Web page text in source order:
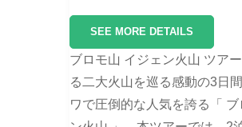
SEE MORE DETAILS
ブロモ山 イジェン火山 ツア
る二大火山を巡る感動の3日
ワで圧倒的な人気を誇る「